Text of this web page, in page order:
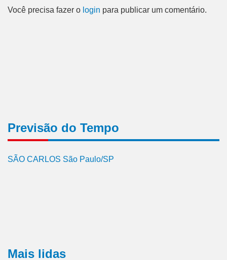
Você precisa fazer o login para publicar um comentário.
Previsão do Tempo
SÃO CARLOS São Paulo/SP
Mais lidas